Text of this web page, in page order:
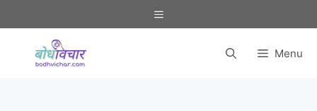
to
Menu
Menu